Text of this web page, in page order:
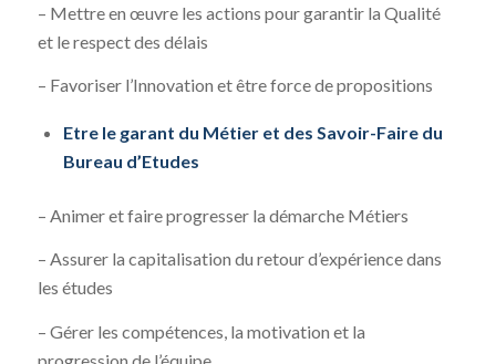
– Mettre en œuvre les actions pour garantir la Qualité
et le respect des délais
– Favoriser l’Innovation et être force de propositions
Etre le garant du Métier et des Savoir-Faire du
Bureau d’Etudes
– Animer et faire progresser la démarche Métiers
– Assurer la capitalisation du retour d’expérience dans
les études
– Gérer les compétences, la motivation et la